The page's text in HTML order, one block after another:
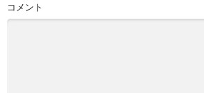
コメント